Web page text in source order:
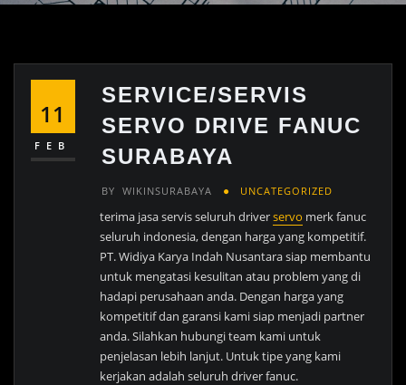
11
FEB
SERVICE/SERVIS
SERVO DRIVE FANUC
SURABAYA
BY WIKINSURABAYA UNCATEGORIZED
terima jasa servis seluruh driverservo merk fanuc
seluruh indonesia, dengan harga yang kompetitif.
PT. Widiya Karya Indah Nusantara siap membantu
untuk mengatasi kesulitan atau problem yang di
hadapi perusahaan anda. Dengan harga yang
kompetitif dan garansi kami siap menjadi partner
anda. Silahkan hubungi team kami untuk
penjelasan lebih lanjut. Untuk tipe yang kami
kerjakan adalah seluruh driver fanuc.